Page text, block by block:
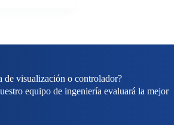
de visualización o controlador?
equipo de ingeniería evaluará la mejor